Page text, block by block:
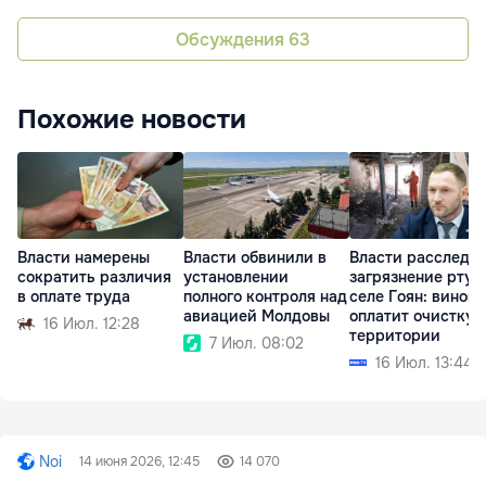
Обсуждения 63
Похожие новости
Власти намерены
сократить различия
в оплате труда
16 Июл. 12:28
Власти обвинили в
установлении
полного контроля над
авиацией Молдовы
7 Июл. 08:02
Власти
загрязнение
селе Гоян:
оплатит очистку
территории
16 Июл. 13:44
Noi 14 июня 2026, 12:45 14 070